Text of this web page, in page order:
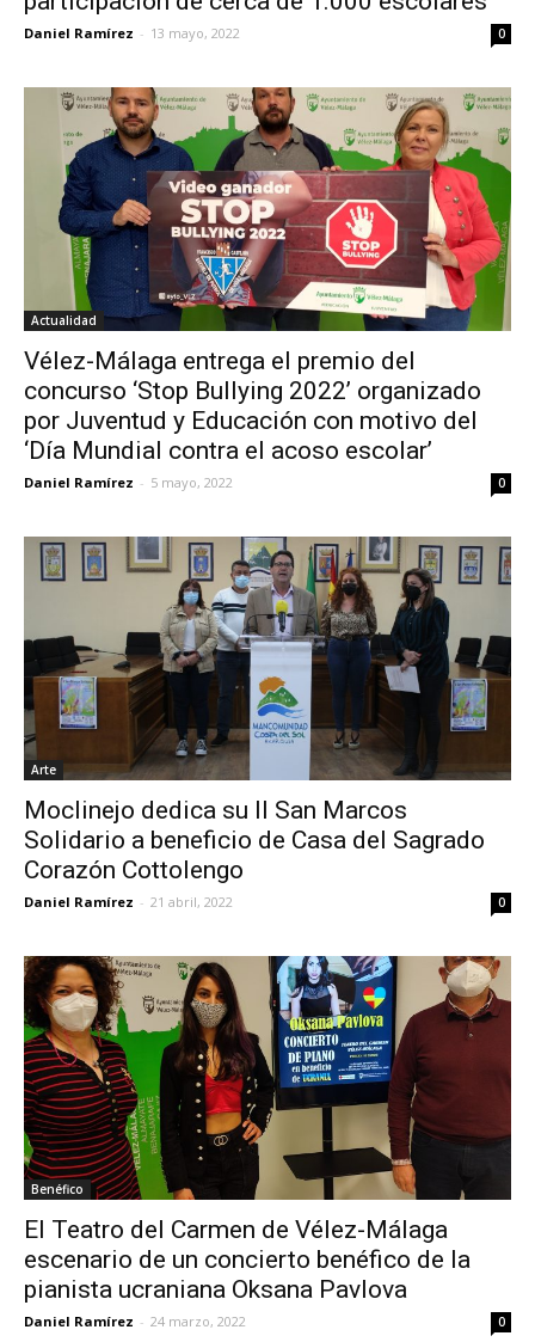
Daniel Ramírez - 13 mayo, 2022 0
Actualidad
Vélez-Málaga entrega el premio del
concurso ‘Stop Bullying 2022’ organizado
por Juventud y Educación con motivo del
‘Día Mundial contra el acoso escolar’
Daniel Ramírez - 5 mayo, 2022 0
Arte
Moclinejo dedica su II San Marcos
Solidario a beneficio de Casa del Sagrado
Corazón Cottolengo
Daniel Ramírez - 21 abril, 2022 0
Benéfico
El Teatro del Carmen de Vélez-Málaga
escenario de un concierto benéfico de la
pianista ucraniana Oksana Pavlova
Daniel Ramírez - 24 marzo, 2022 0